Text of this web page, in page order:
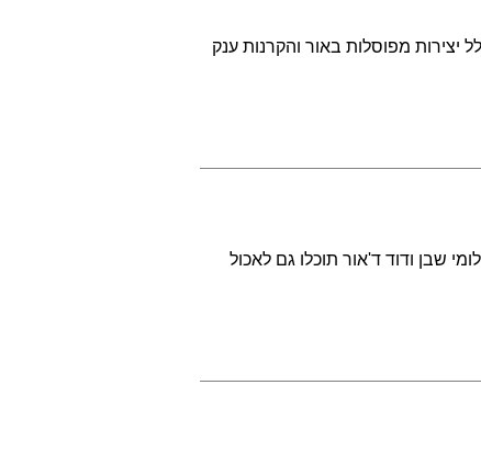
מסוגו בארץ כולל יצירות מפוסלות באור והקרנות ענק
שבן ודוד ד'אור תוכלו גם לאכול